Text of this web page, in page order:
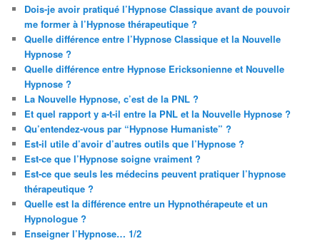
Dois-je avoir pratiqué l’Hypnose Classique avant de pouvoir
me former à l’Hypnose thérapeutique ?
Quelle différence entre l’Hypnose Classique et la Nouvelle
Hypnose ?
Quelle différence entre Hypnose Ericksonienne et Nouvelle
Hypnose ?
La Nouvelle Hypnose, c’est de la PNL ?
Et quel rapport y a-t-il entre la PNL et la Nouvelle Hypnose ?
Qu’entendez-vous par “Hypnose Humaniste” ?
Est-il utile d’avoir d’autres outils que l’Hypnose ?
Est-ce que l’Hypnose soigne vraiment ?
Est-ce que seuls les médecins peuvent pratiquer l’hypnose
thérapeutique ?
Quelle est la différence entre un Hypnothérapeute et un
Hypnologue ?
Enseigner l’Hypnose… 1/2